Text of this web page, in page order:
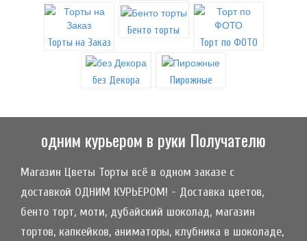
Торты на Заказ
Бенто торты
Торт по ФОТО
без Декора Пирожные
одним курьером в руки Получателю
Магазин Цветы Торты всё в одном заказе с
доставкой ОДНИМ КУРЬЕРОМ! - Доставка цветов,
бенто торт, моти, дубайский шоколад, магазин
тортов, капкейков, аниматоры, клубника в шоколаде,